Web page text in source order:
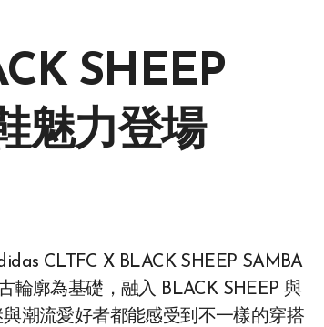
SHEEP
魅力登場
輪廓為基礎，融入 BLACK SHEEP 與
潮流愛好者都能感受到不一樣的穿搭